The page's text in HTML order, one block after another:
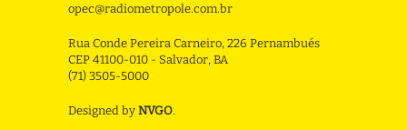
opec@radiometropole.com.br
Rua Conde Pereira Carneiro, 226 Pernambués
CEP 41100-010 - Salvador, BA
(71) 3505-5000
Designed by NVGO.